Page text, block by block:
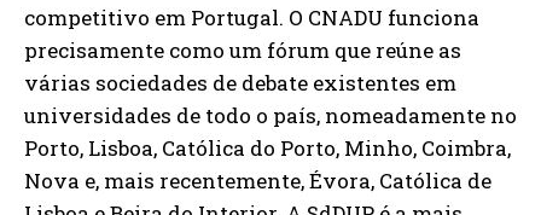
competitivo em Portugal. O CNADU funciona
precisamente como um fórum que reúne as
várias sociedades de debate existentes em
universidades de todo o país, nomeadamente no
Porto, Lisboa, Católica do Porto, Minho, Coimbra,
Nova e, mais recentemente, Évora, Católica de